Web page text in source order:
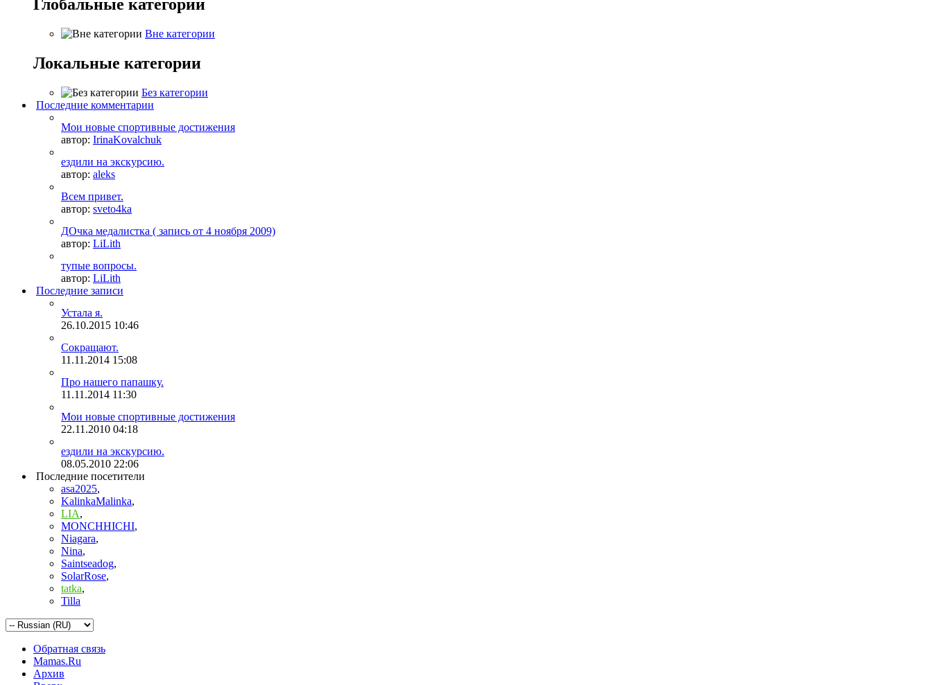
Глобальные категории
Вне категории
Локальные категории
Без категории
Последние комментарии
Мои новые спортивные достижения
автор: IrinaKovalchuk
ездили на экскурсию.
автор: aleks
Всем привет.
автор: sveto4ka
ДОчка медалистка ( запись от 4 ноября 2009)
автор: LiLith
тупые вопросы.
автор: LiLith
Последние записи
Устала я.
26.10.2015 10:46
Сокращают.
11.11.2014 15:08
Про нашего папашку.
11.11.2014 11:30
Мои новые спортивные достижения
22.11.2010 04:18
ездили на экскурсию.
08.05.2010 22:06
Последние посетители
asa2025,
KalinkaMalinka,
LIA,
MONCHHICHI,
Niagara,
Nina,
Saintseadog,
SolarRose,
tatka,
Tilla
Обратная связь
Mamas.Ru
Архив